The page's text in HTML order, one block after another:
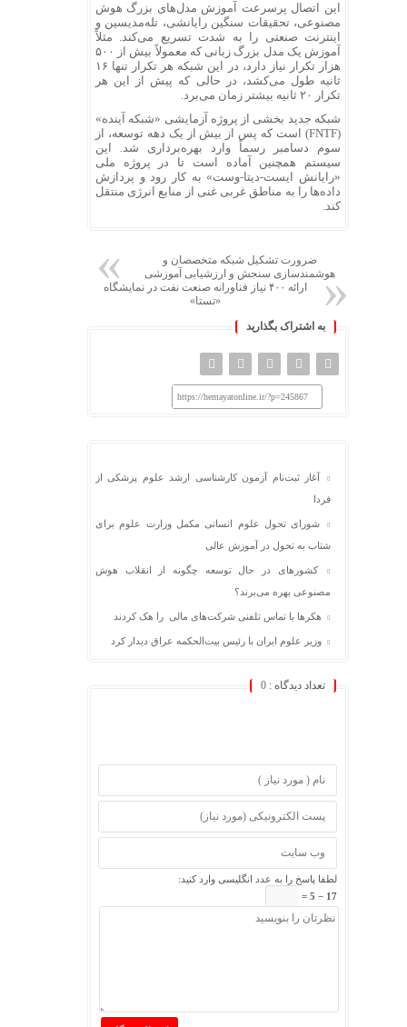
این اتصال پرسرعت آموزش مدل‌های بزرگ هوش
مصنوعی، تحقیقات سنگین رایانشی، تله‌مدیسین و
اینترنت صنعتی را به شدت تسریع می‌کند. مثلاً
آموزش یک مدل بزرگ زبانی که معمولاً بیش از ۵۰۰
هزار تکرار نیاز دارد، در این شبکه هر تکرار تنها ۱۶
ثانیه طول می‌کشد، در حالی که پیش از این هر
تکرار ۲۰ ثانیه بیشتر زمان می‌برد.
شبکه جدید بخشی از پروژه آزمایشی «شبکه آینده»
(FNTF) است که پس از بیش از یک دهه توسعه، از
سوم دسامبر رسماً وارد بهره‌برداری شد. این
سیستم همچنین آماده است تا در پروژه ملی
«رایانش ایست-دیتا-وست» به کار رود و پردازش
داده‌ها را به مناطق غربی غنی از منابع انرژی منتقل
کند.
ضرورت تشکیل شبکه متخصصان و
هوشمندسازی سنجش و ارزشیابی آموزشی
ارائه ۴۰۰ نیاز فناورانه صنعت نفت در نمایشگاه
«تستا»
به اشتراک بگذارید
https://hemayatonline.ir/?p=245867
آغاز ثبت‌نام‌ آزمون کارشناسی ارشد علوم پزشکی از
فردا
شورای تحول علوم انسانی مکمل وزارت علوم برای
شتاب به تحول در آموزش عالی
کشورهای در حال توسعه چگونه از انقلاب هوش
مصنوعی بهره می‌برند؟
هکرها با تماس تلفنی شرکت‌های مالی را هک کردند
وزیر علوم ایران با رئیس بیت‌الحکمه عراق دیدار کرد
تعداد دیدگاه : 0
لطفا پاسخ را به عدد انگلیسی وارد کنید:
17 − 5 =